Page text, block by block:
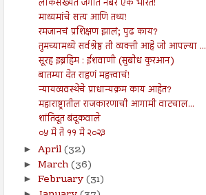
लोकसंख्येत जगात नंबर एक भारत!
माध्यमांचे सत्य आणि तथ्य!
रमजानचं प्रशिक्षण झालं; पुढ काय?
तुमच्यामध्ये सर्वश्रेष्ठ ती व्यक्ती आहे जो आपल्या ...
सूरह इब्रहिम : ईशवाणी (सुबोध कुरआन)
बातम्या देत राहणं महत्त्वाचं!
न्यायव्यवस्थेचे प्राधान्यक्रम काय आहेत?
महाराष्ट्रातील राजकारणाची आगामी वाटचाल...
शांतिदूत बंदूकवाले
०५ मे ते ११ मे २०२३
► April(32)
► March(36)
► February(31)